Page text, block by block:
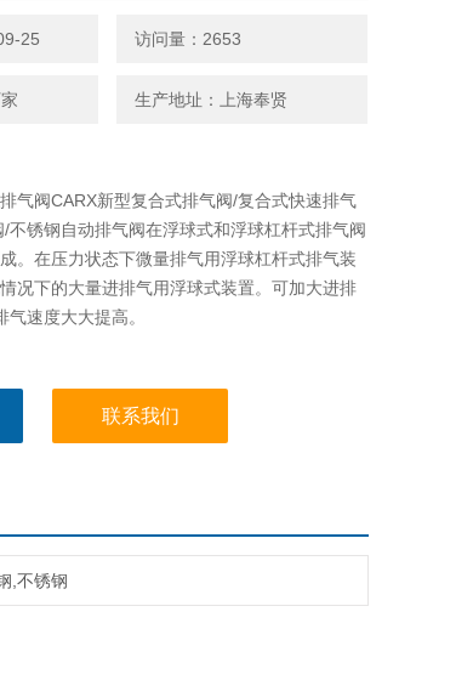
25 访问量：2653
生产地址：上海奉贤
气阀CARX新型复合式排气阀/复合式快速排气
不锈钢自动排气阀在浮球式和浮球杠杆式排气阀
。在压力状态下微量排气用浮球杠杆式排气装
况下的大量进排气用浮球式装置。可加大进排
速度大大提高。
联系我们
,不锈钢